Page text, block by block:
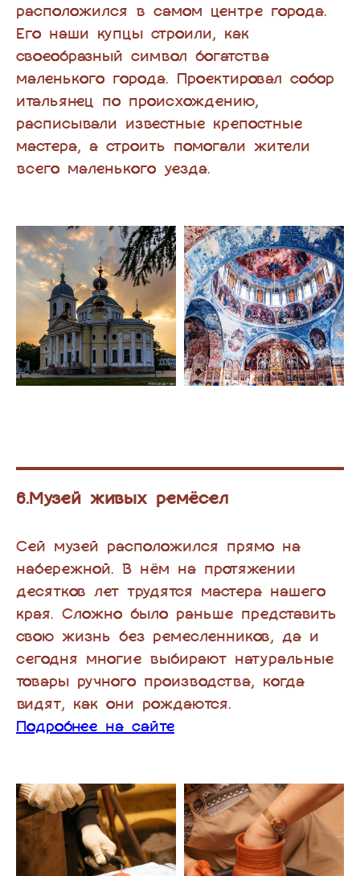
расположился в самом центре города.
Его наши купцы строили, как
своеобразный символ богатства
маленького города. Проектировал собор
итальянец по происхождению,
расписывали известные крепостные
мастера, а строить помогали жители
всего маленького уезда.
6.Музей живых ремёсел
Сей музей расположился прямо на
набережной. В нём на протяжении
десятков лет трудятся мастера нашего
края. Сложно было раньше представить
свою жизнь без ремесленников, да и
сегодня многие выбирают натуральные
товары ручного производства, когда
видят, как они рождаются.
Подробнее на сайте